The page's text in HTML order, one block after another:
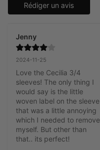
Rédiger un avis
Jenny
2024-11-25
Love the Cecilia 3/4
sleeves! The only thing I
would say is the little
woven label on the sleeve
that was a little annoying
which I needed to remove
myself. But other than
that.. its perfect!